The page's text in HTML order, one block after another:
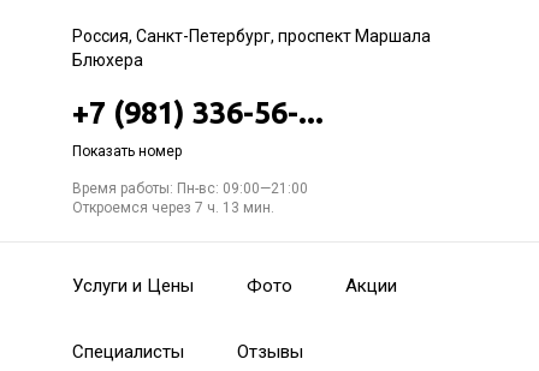
Россия, Санкт-Петербург, проспект Маршала
Блюхера
+7 (981) 336-56-...
Показать номер
Время работы: Пн-вс: 09:00—21:00
Откроемся через 7 ч. 13 мин.
Услуги и Цены Фото Акции
Специалисты Отзывы